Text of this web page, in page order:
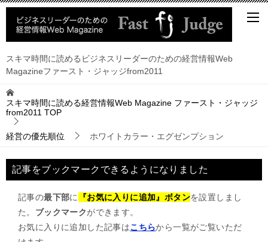
スキマ時間に読めるビジネスリーダーのための経営情報Web
Magazineファースト・ジャッジfrom2011
スキマ時間に読める経営情報Web Magazine ファースト・ジャッジ
from2011 TOP
経営の優先順位 ホワイトカラー・エグゼンプション
記事をブックマークできるようになりました
記事の最下部に 『お気に入りに追加』ボタンを設置しまし
た。 ブックマークができます。
お気に入りに追加した記事はこちらから一覧がご覧いただ